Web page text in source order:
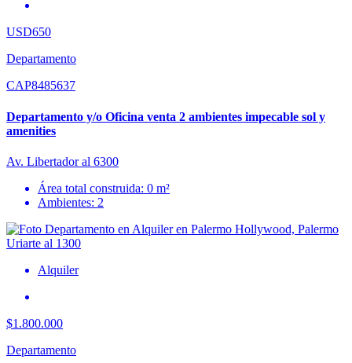
USD650
Departamento
CAP8485637
Departamento y/o Oficina venta 2 ambientes impecable sol y
amenities
Av. Libertador al 6300
Área total construida: 0 m²
Ambientes: 2
Alquiler
$1.800.000
Departamento